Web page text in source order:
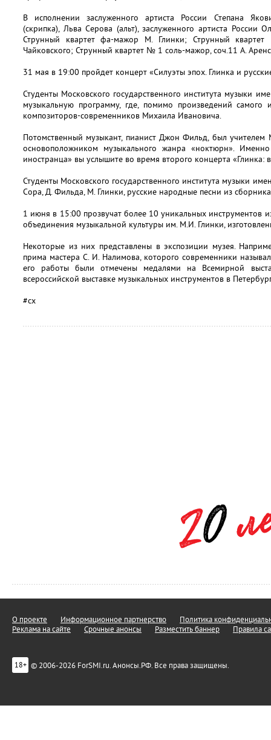
В исполнении заслуженного артиста России Степана
(скрипка), Льва Серова (альт), заслуженного артиста России
Струнный квартет фа-мажор М. Глинки; Струнный
Чайковского; Струнный квартет № 1 соль-мажор, соч.11 А.
31 мая в 19:00 пройдет концерт «Силуэты эпох. Глинка и
Студенты Московского государственного института музыки
музыкальную программу, где, помимо произведений самого
композиторов-современников Михаила Ивановича.
Потомственный музыкант, пианист Джон Фильд, был учителем
основоположником музыкального жанра «ноктюрн».
иностранца» вы услышите во время второго концерта «Глинка:
Студенты Московского государственного института музыки
Сора, Д. Фильда, М. Глинки, русские народные песни из
1 июня в 15:00 прозвучат более 10 уникальных инструментов
объединения музыкальной культуры им. М.И. Глинки,
Некоторые из них представлены в экспозиции музея.
прима мастера С. И. Налимова, которого современники
его работы были отмечены медалями на Всемирной
всероссийской выставке музыкальных инструментов в
#сх
О проекте Информационное партнерство
Политика
Реклама на сайте
Срочные анонсы Разместить баннер Правила
18+ © 2006-2026 ForSMI.ru. Анонсы.РФ. Все права защищены.